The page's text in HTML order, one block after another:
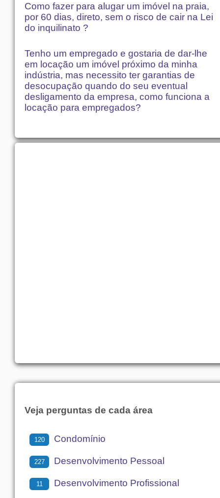
Como fazer para alugar um imóvel na praia,
por 60 dias, direto, sem o risco de cair na Lei
do inquilinato ?
Tenho um empregado e gostaria de dar-lhe
em locação um imóvel próximo da minha
indústria, mas necessito ter garantias de
desocupação quando do seu eventual
desligamento da empresa, como funciona a
locação para empregados?
Veja perguntas de cada área
120 Condomínio
227 Desenvolvimento Pessoal
11 Desenvolvimento Profissional